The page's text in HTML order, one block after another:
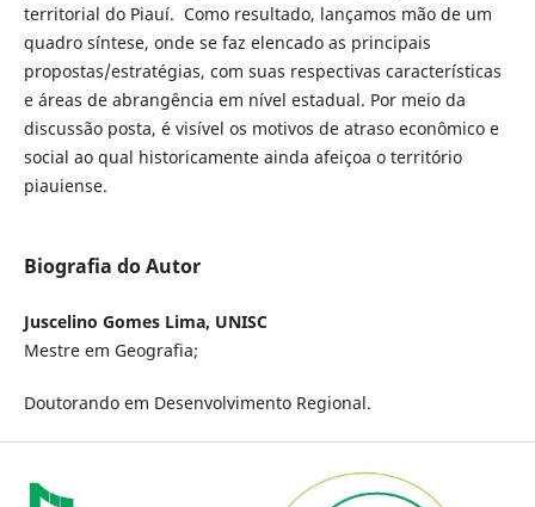
territorial do Piauí. Como resultado, lançamos mão de um
quadro síntese, onde se faz elencado as principais
propostas/estratégias, com suas respectivas características
e áreas de abrangência em nível estadual. Por meio da
discussão posta, é visível os motivos de atraso econômico e
social ao qual historicamente ainda afeiçoa o território
piauiense.
Biografia do Autor
Juscelino Gomes Lima, UNISC
Mestre em Geografia;
Doutorando em Desenvolvimento Regional.